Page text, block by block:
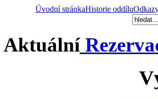
Úvodní stránkaHistorie oddílu
Aktuální